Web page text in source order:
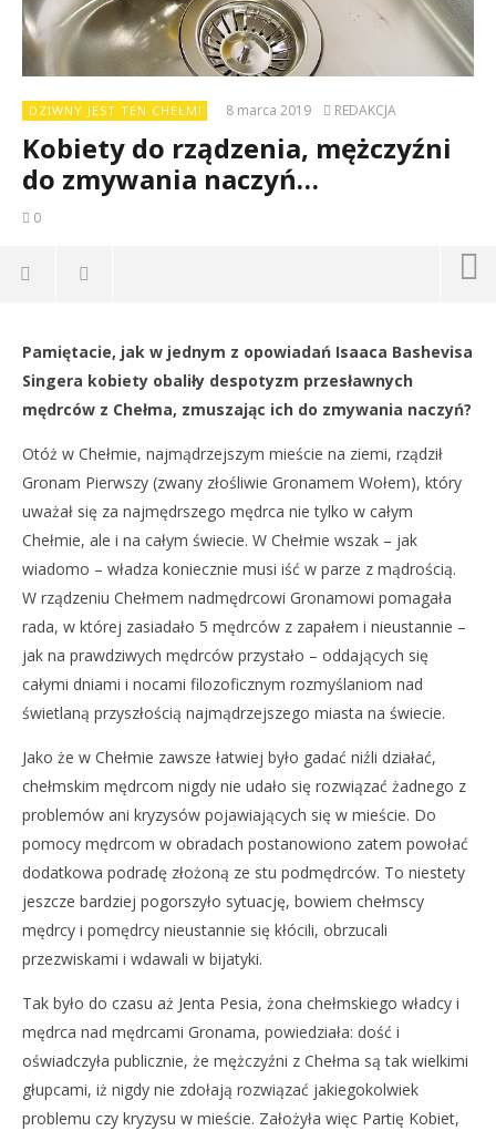
DZIWNY JEST TEN CHEŁM! 8 marca 2019 REDAKCJA
Kobiety do rządzenia, mężczyźni
do zmywania naczyń…
0
NOW VIEWING
Kobiety do rządzenia, mężczyźni do zmywania
naczyń…
marca
REDAKCJA
Pamiętacie, jak w jednym z opowiadań Isaaca Bashevisa
Singera kobiety obaliły despotyzm przesławnych
mędrców z Chełma, zmuszając ich do zmywania naczyń?
Otóż w Chełmie, najmądrzejszym mieście na ziemi, rządził
Gronam Pierwszy (zwany złośliwie Gronamem Wołem), który
uważał się za najmędrszego mędrca nie tylko w całym
Chełmie, ale i na całym świecie. W Chełmie wszak – jak
wiadomo – władza koniecznie musi iść w parze z mądrością.
W rządzeniu Chełmem nadmędrcowi Gronamowi pomagała
rada, w której zasiadało 5 mędrców z zapałem i nieustannie –
jak na prawdziwych mędrców przystało – oddających się
całymi dniami i nocami filozoficznym rozmyślaniom nad
świetlaną przyszłością najmądrzejszego miasta na świecie.
Jako że w Chełmie zawsze łatwiej było gadać niźli działać,
chełmskim mędrcom nigdy nie udało się rozwiązać żadnego z
problemów ani kryzysów pojawiających się w mieście. Do
pomocy mędrcom w obradach postanowiono zatem powołać
dodatkowa podradę złożoną ze stu podmędrców. To niestety
jeszcze bardziej pogorszyło sytuację, bowiem chełmscy
mędrcy i pomędrcy nieustannie się kłócili, obrzucali
przezwiskami i wdawali w bijatyki.
Tak było do czasu aż Jenta Pesia, żona chełmskiego władcy i
mędrca nad mędrcami Gronama, powiedziała: dość i
oświadczyła publicznie, że mężczyźni z Chełma są tak wielkimi
głupcami, iż nigdy nie zdołają rozwiązać jakiegokolwiek
problemu czy kryzysu w mieście. Założyła więc Partię Kobiet,